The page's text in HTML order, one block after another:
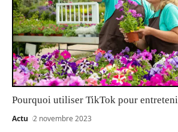
Pourquoi utiliser TikTok pour
Actu 2 novembre 2023